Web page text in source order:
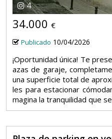
4
34.000 €
Publicado 10/04/2026
¡Oportunidad única! Te
azas de garaje,
una superficie total de
les para estacionar
magina la tranquilidad que